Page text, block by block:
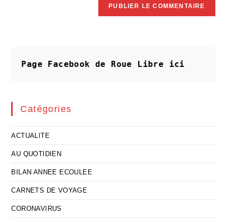
Page Facebook de Roue Libre ici
Catégories
ACTUALITE
AU QUOTIDIEN
BILAN ANNEE ECOULEE
CARNETS DE VOYAGE
CORONAVIRUS